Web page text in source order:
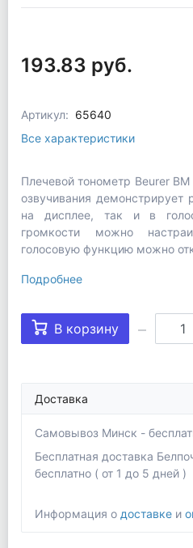
193.83 руб.
Артикул: 65640
Все характеристики
Плечевой тонометр Beurer
озвучивания демонстрирует
на дисплее, так и в
громкости можно
голосовую функцию можно
Подробнее
В корзину
Доставка
Самовывоз Минск -
Бесплатная доставка
бесплатно ( от 1 до 5 дней )
Информация о доставке и